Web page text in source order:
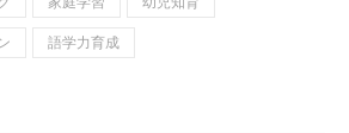
語学力育成